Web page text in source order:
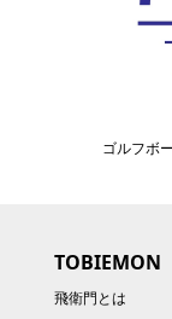
ゴルフボ
TOBIEMON
飛衛門とは